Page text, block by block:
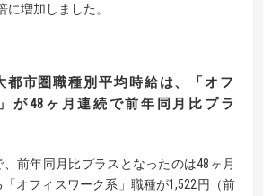
に増加しました。
都市圏職種別平均時給は、
「オフ
が48 ヶ月連続で前年同月比プラ
前年同月比プラスとなったのは48ヶ月
オフィスワーク系」職種が1,522円（前